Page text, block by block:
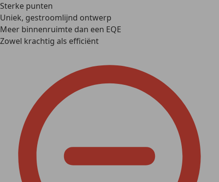
Sterke punten
Uniek, gestroomlijnd ontwerp
Meer binnenruimte dan een EQE
Zowel krachtig als efficiënt